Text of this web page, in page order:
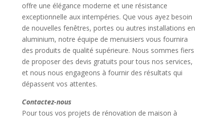
offre une élégance moderne et une résistance
exceptionnelle aux intempéries. Que vous ayez besoin
de nouvelles fenêtres, portes ou autres installations en
aluminium, notre équipe de menuisiers vous fournira
des produits de qualité supérieure. Nous sommes fiers
de proposer des devis gratuits pour tous nos services,
et nous nous engageons à fournir des résultats qui
dépassent vos attentes.
Contactez-nous
Pour tous vos projets de rénovation de maison à